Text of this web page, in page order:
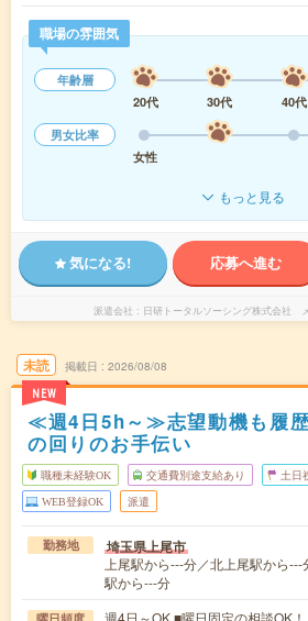
職場の雰囲気
年齢層
20代
30代 40代
男女比率
女性
もっと見る
気になる! 応募へ進む
派遣会社 日研トータルソーシング株式会社
未読
NEW
掲載日 2026/08/08
≪週4日5h～≫志望動機も履
の回りのお手伝い
職種未経験OK 交通費別途支給あり 土日
WEB登録OK 派遣
勤務地 埼玉県上尾市
上尾駅から---分／北上尾駅から
駅から---分
週4日～OK ■曜日固定の相談OK